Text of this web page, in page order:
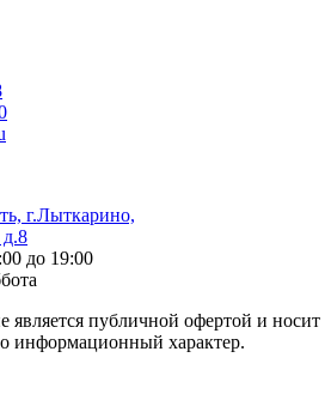
г.Лыткарино,
до 19:00
является публичной офертой и носит
информационный характер.